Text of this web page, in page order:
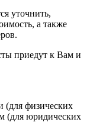
уточнить,
а также
приедут к Вам и
(для физических
(для юридических